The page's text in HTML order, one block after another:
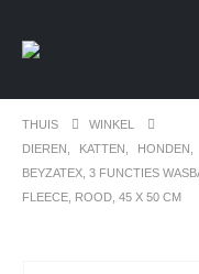
THUIS
WINKEL
DIEREN
KATTEN HONDEN
BEYZATEX, 3 FUNCTIES
FLEECE, ROOD, 45 X 50 CM